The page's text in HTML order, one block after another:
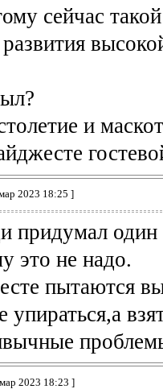
сейчас
и
2023 18:25 ]
придумал один
это не надо.
пытаются
2023 18:23 ]